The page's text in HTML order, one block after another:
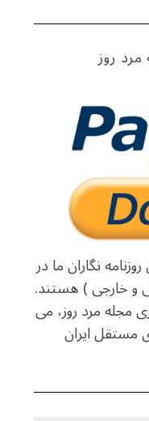
روز
نگاران ما در
و خارجی ) هستند.
مجله مرد روز، می
مستقل ایران